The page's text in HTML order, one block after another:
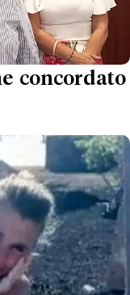
concordato